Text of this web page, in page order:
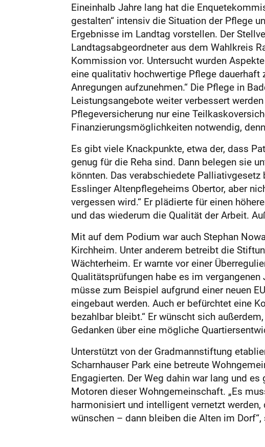
Eineinhalb Jahre lang hat die
gestalten“ intensiv die Situation der Pflege
Ergebnisse im Landtag vorstellen. Der
Landtagsabgeordneter aus dem Wahlkreis
Kommission vor. Untersucht wurden
eine qualitativ hochwertige Pflege dauerhaft
Anregungen aufzunehmen.“ Die Pflege in
Leistungsangebote weiter verbessert
Pflegeversicherung nur eine
Finanzierungsmöglichkeiten notwendig,
Es gibt viele Knackpunkte, etwa der, dass
genug für die Reha sind. Dann belegen sie
könnten. Das verabschiedete
Esslinger Altenpflegeheims Obertor, aber
vergessen wird.“ Er plädierte für einen
und das wiederum die Qualität der Arbeit.
Mit auf dem Podium war auch Stephan
Kirchheim. Unter anderem betreibt die
Wächterheim. Er warnte vor einer
Qualitätsprüfungen habe es im
müsse zum Beispiel aufgrund einer neuen
eingebaut werden. Auch er befürchtet eine
bezahlbar bleibt.“ Er wünscht sich
Gedanken über eine mögliche
Unterstützt von der Gradmannstiftung
Scharnhauser Park eine betreute
Engagierten. Der Weg dahin war lang und
Motoren dieser Wohngemeinschaft. „Es
harmonisiert und intelligent vernetzt
wünschen – dann bleiben die Alten im